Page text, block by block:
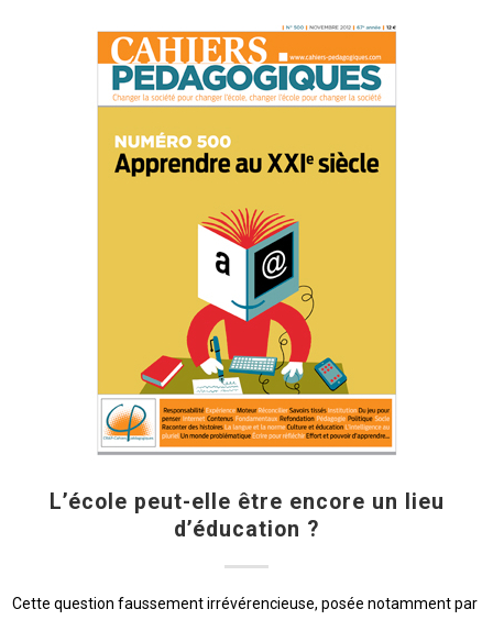
L’école peut-elle être encore un lieu
d’éducation ?
Cette question faussement irrévérencieuse, posée notamment par